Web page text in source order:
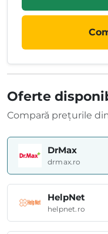
Oferte
Compară prețurile
DrMax
drmax.ro
HelpNet
helpnet.ro